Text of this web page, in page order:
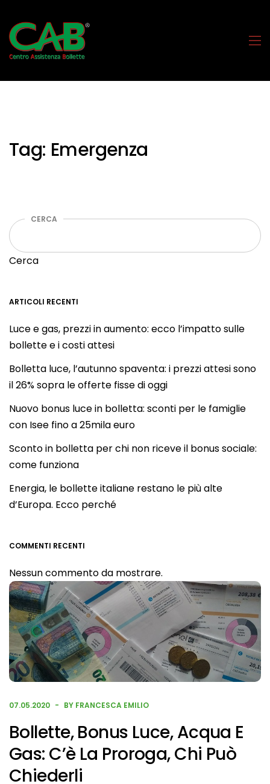
Tag: Emergenza
07.05.2020 BY FRANCESCA EMILIO
Bollette, Bonus Luce, Acqua E
Gas: C’è La Proroga, Chi Può
Chiederli
CERCA
Cerca
ARTICOLI RECENTI
Luce e gas, prezzi in aumento: ecco l’impatto sulle
bollette e i costi attesi
Bolletta luce, l’autunno spaventa: i prezzi attesi sono
il 26% sopra le offerte fisse di oggi
Nuovo bonus luce in bolletta: sconti per le famiglie
con Isee fino a 25mila euro
Sconto in bolletta per chi non riceve il bonus sociale:
come funziona
Energia, le bollette italiane restano le più alte
d’Europa. Ecco perché
COMMENTI RECENTI
Nessun commento da mostrare.